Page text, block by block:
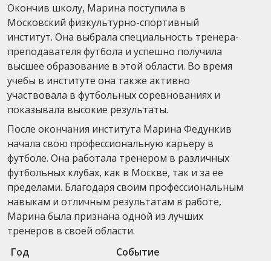
Окончив школу, Марина поступила в
Московский физкультурно-спортивный
институт. Она выбрала специальность тренера-
преподавателя футбола и успешно получила
высшее образование в этой области. Во время
учебы в институте она также активно
участвовала в футбольных соревнованиях и
показывала высокие результаты.
После окончания института Марина Федункив
начала свою профессиональную карьеру в
футболе. Она работала тренером в различных
футбольных клубах, как в Москве, так и за ее
пределами. Благодаря своим профессиональным
навыкам и отличным результатам в работе,
Марина была признана одной из лучших
тренеров в своей области.
Год
Событие